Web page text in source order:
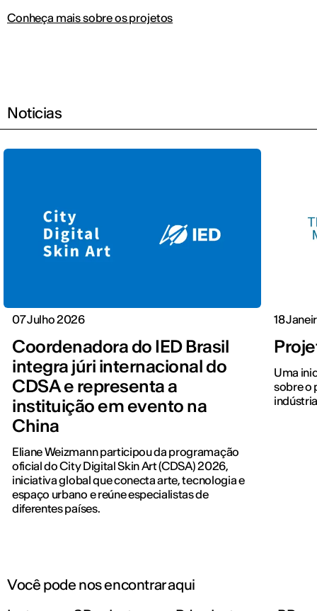
Conheça mais sobre os projetos
Noticias
07 Julho 2026
Coordenadora do IED Brasil
integra júri internacional do
CDSA e representa a
instituição em evento na
China
Eliane Weizmann participou da programação
oficial do City Digital Skin Art (CDSA) 2026,
iniciativa global que conecta arte, tecnologia e
espaço urbano e reúne especialistas de
diferentes países.
18
Uma
sobre o
Você pode nos encontrar aqui